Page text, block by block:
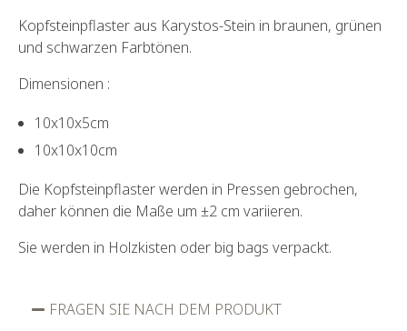
Kopfsteinpflaster aus Karystos-Stein in braunen, grünen
und schwarzen Farbtönen.
Dimensionen :
10x10x5cm
10x10x10cm
Die Kopfsteinpflaster werden in Pressen gebrochen,
daher können die Maße um ±2 cm variieren.
Sie werden in Holzkisten oder big bags verpackt.
FRAGEN SIE NACH DEM PRODUKT